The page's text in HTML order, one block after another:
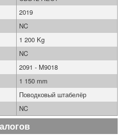
2019
NC
1 200 Kg
NC
2091 - M9018
1 150 mm
Поводковый штабелёр
NC